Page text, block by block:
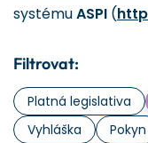
systémuASPI (
Filtrovat:
Platná legislativa
Vyhláška
Pokyn